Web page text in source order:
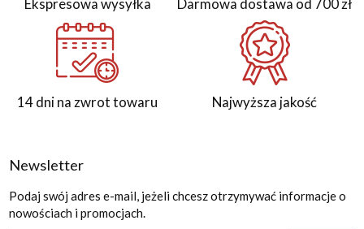
Ekspresowa wysyłka Darmowa dostawa od 700 zł
14 dni na zwrot towaru Najwyższa jakość
Newsletter
Podaj swój adres e-mail, jeżeli chcesz otrzymywać informacje o
nowościach i promocjach.